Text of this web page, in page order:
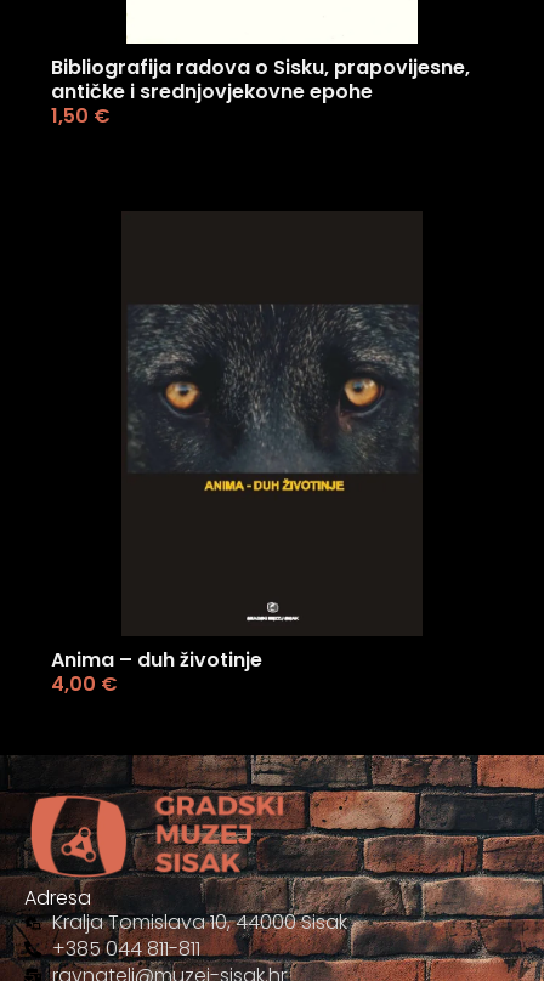
Bibliografija radova o Sisku, prapovijesne,
antičke i srednjovjekovne epohe
1,50 €
Anima – duh životinje
4,00 €
Adresa
Kralja Tomislava 10, 44000 Sisak
+385 044 811-811
ravnatelj@muzej-sisak.hr